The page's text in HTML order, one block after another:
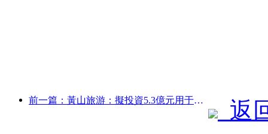
前一篇：黃山旅游：擬投資5.3億元用于酒店改造
返